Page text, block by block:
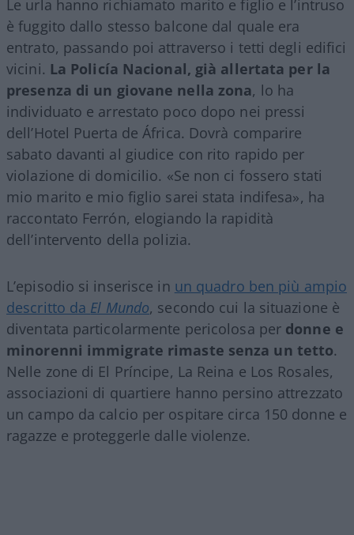
Le urla hanno richiamato marito e figlio e l’intruso
è fuggito dallo stesso balcone dal quale era
entrato, passando poi attraverso i tetti degli edifici
vicini. La Policía Nacional, già allertata per la
presenza di un giovane nella zona, lo ha
individuato e arrestato poco dopo nei pressi
dell’Hotel Puerta de África. Dovrà comparire
sabato davanti al giudice con rito rapido per
violazione di domicilio. «Se non ci fossero stati
mio marito e mio figlio sarei stata indifesa», ha
raccontato Ferrón, elogiando la rapidità
dell’intervento della polizia.
L’episodio si inserisce in un quadro ben più ampio
descritto da El Mundo, secondo cui la situazione è
diventata particolarmente pericolosa per donne e
minorenni immigrate rimaste senza un tetto.
Nelle zone di El Príncipe, La Reina e Los Rosales,
associazioni di quartiere hanno persino attrezzato
un campo da calcio per ospitare circa 150 donne e
ragazze e proteggerle dalle violenze.